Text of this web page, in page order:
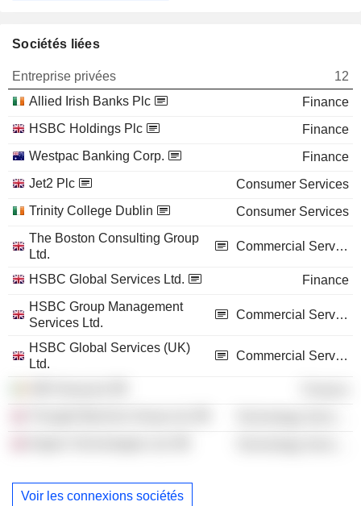
Sociétés liées
Entreprise privées
12
Allied Irish Banks Plc
Finance
HSBC Holdings Plc
Finance
Westpac Banking Corp.
Finance
Jet2 Plc
Consumer Services
Trinity College Dublin
Consumer Services
The Boston Consulting Group
Ltd.
Commercial Services
HSBC Global Services Ltd.
Finance
HSBC Group Management
Services Ltd.
Commercial Services
HSBC Global Services (UK)
Ltd.
Commercial Services
Voir les connexions sociétés